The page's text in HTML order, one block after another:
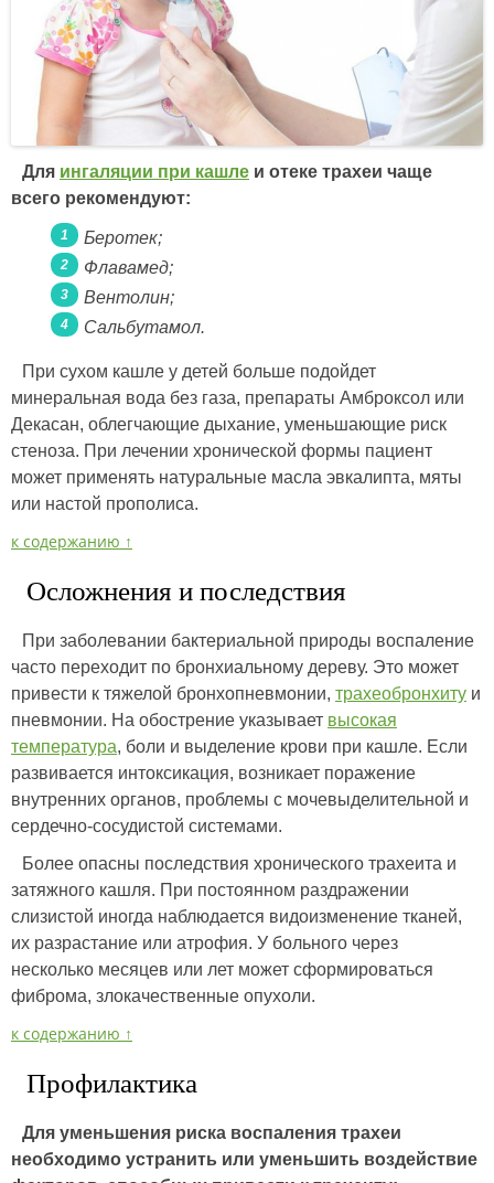
Для ингаляции при кашле и отеке трахеи чаще
всего рекомендуют:
Беротек;
Флавамед;
Вентолин;
Сальбутамол.
При сухом кашле у детей больше подойдет
минеральная вода без газа, препараты Амброксол или
Декасан, облегчающие дыхание, уменьшающие риск
стеноза. При лечении хронической формы пациент
может применять натуральные масла эвкалипта, мяты
или настой прополиса.
к содержанию ↑
Осложнения и последствия
При заболевании бактериальной природы воспаление
часто переходит по бронхиальному дереву. Это может
привести к тяжелой бронхопневмонии, трахеобронхиту и
пневмонии. На обострение указывает высокая
температура, боли и выделение крови при кашле. Если
развивается интоксикация, возникает поражение
внутренних органов, проблемы с мочевыделительной и
сердечно-сосудистой системами.
Более опасны последствия хронического трахеита и
затяжного кашля. При постоянном раздражении
слизистой иногда наблюдается видоизменение тканей,
их разрастание или атрофия. У больного через
несколько месяцев или лет может сформироваться
фиброма, злокачественные опухоли.
к содержанию ↑
Профилактика
Для уменьшения риска воспаления трахеи
необходимо устранить или уменьшить воздействие